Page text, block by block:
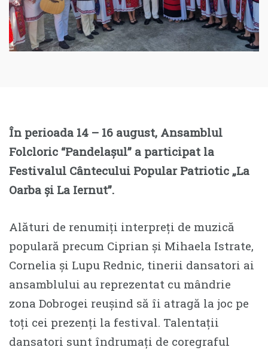
În perioada 14 – 16 august, Ansamblul
Folcloric “Pandelașul” a participat la
Festivalul Cântecului Popular Patriotic „La
Oarba și La Iernut”.
Alături de renumiți interpreți de muzică
populară precum Ciprian și Mihaela Istrate,
Cornelia și Lupu Rednic, tinerii dansatori ai
ansamblului au reprezentat cu mândrie
zona Dobrogei reușind să îi atragă la joc pe
toți cei prezenți la festival. Talentații
dansatori sunt îndrumați de coregraful